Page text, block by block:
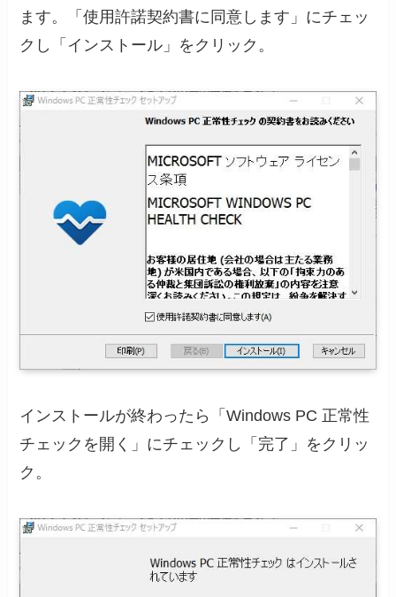
ます。「使用許諾契約書に同意します」にチェッ
クし「インストール」をクリック。
インストールが終わったら「Windows PC 正常性
チェックを開く」にチェックし「完了」をクリッ
ク。